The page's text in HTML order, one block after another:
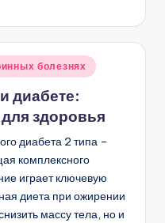
болезнях
диабете:
здоровья
диабета 2 типа –
комплексного
играет ключевую
диета при ожирении
массу тела, но и